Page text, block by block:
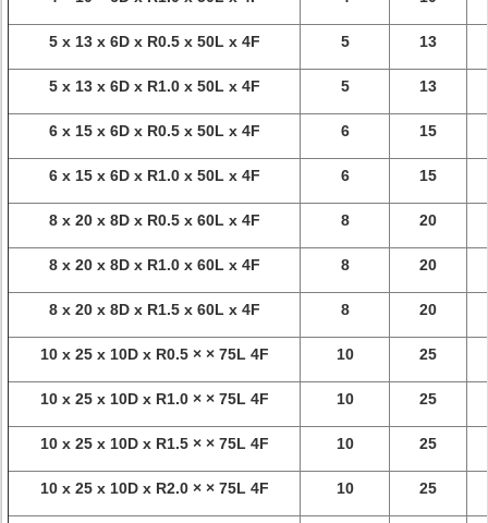
5 x 13 x 6D x R0.5 x 50L x 4F 5 13
5 x 13 x 6D x R1.0 x 50L x 4F 5 13
6 x 15 x 6D x R0.5 x 50L x 4F 6 15
6 x 15 x 6D x R1.0 x 50L x 4F 6 15
8 x 20 x 8D x R0.5 x 60L x 4F 8 20
8 x 20 x 8D x R1.0 x 60L x 4F 8 20
8 x 20 x 8D x R1.5 x 60L x 4F 8 20
10 x 25 x 10D x R0.5 × × 75L 4F 10 25
10 x 25 x 10D x R1.0 × × 75L 4F 10 25
10 x 25 x 10D x R1.5 × × 75L 4F 10 25
10 x 25 x 10D x R2.0 × × 75L 4F 10 25